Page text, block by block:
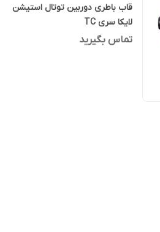
قاب باطری دوربین توتال استیشن
لایکا سری TC
تماس بگیرید